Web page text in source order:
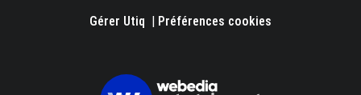
Gérer Utiq | Préférences cookies